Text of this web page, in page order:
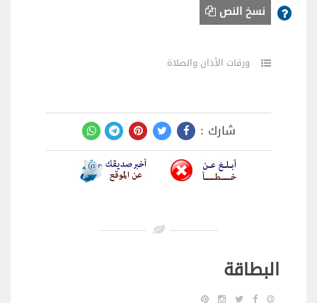
نسخ النص
ورقات الأذان والصلاة
شارك :
البطاقة